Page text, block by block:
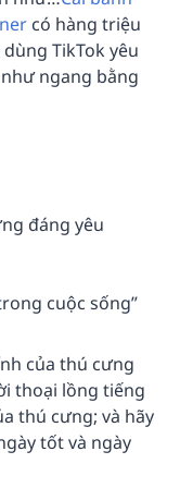
có hàng triệu
TikTok yêu
ngang bằng
đáng yêu
cuộc sống”
của thú cưng
thoại lồng tiếng
thú cưng; và hãy
tốt và ngày